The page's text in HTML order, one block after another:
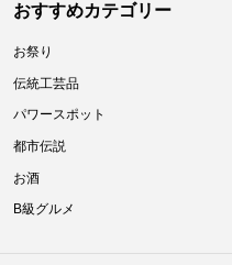
おすすめカテゴリー
お祭り
伝統工芸品
パワースポット
都市伝説
お酒
B級グルメ